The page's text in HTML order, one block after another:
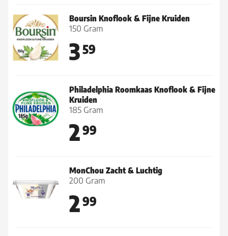
Boursin Knoflook & Fijne Kruiden
150 Gram
359
Philadelphia Roomkaas Knoflook & Fijne
Kruiden
185 Gram
299
MonChou Zacht & Luchtig
200 Gram
299